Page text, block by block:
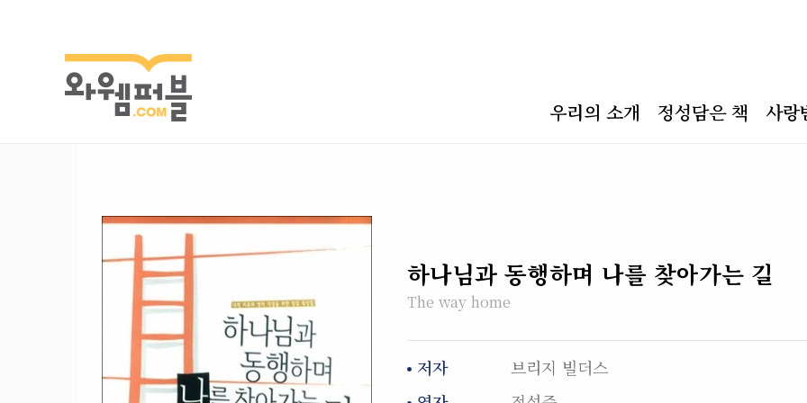
우리의 소개 정성담은 책 사랑
하나님과 동행하며 나를 찾아가는 길
The way home
저자
브리지 빌더스